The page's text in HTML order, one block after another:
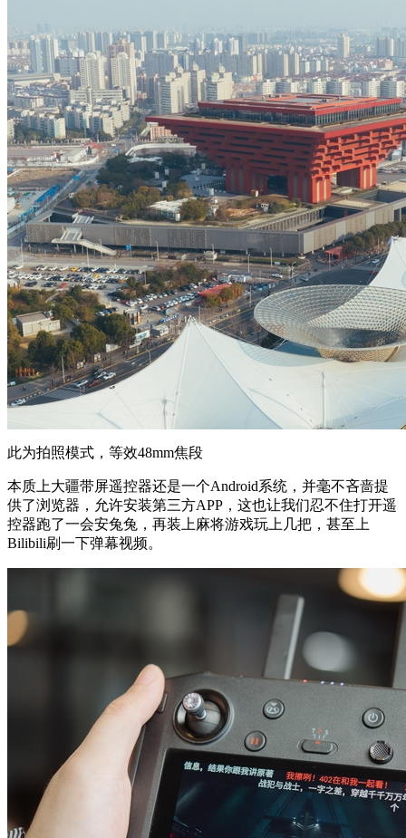
此为拍照模式，等效48mm焦段
本质上大疆带屏遥控器还是一个Android系统，并毫不吝啬提
供了浏览器，允许安装第三方APP，这也让我们忍不住打开遥
控器跑了一会安兔兔，再装上麻将游戏玩上几把，甚至上
Bilibili刷一下弹幕视频。